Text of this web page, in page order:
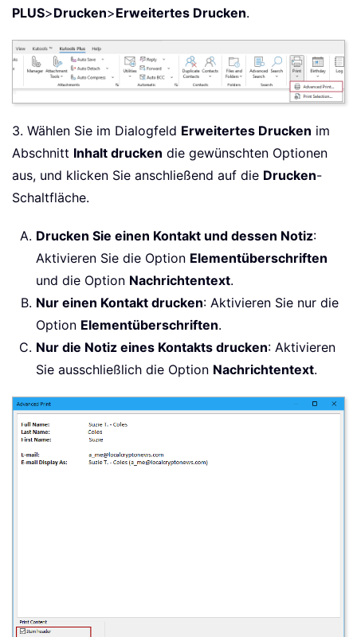
PLUS>Drucken>Erweitertes Drucken.
3. Wählen Sie im Dialogfeld Erweitertes Drucken im
Abschnitt Inhalt drucken die gewünschten Optionen
aus, und klicken Sie anschließend auf die Drucken-
Schaltfläche.
Drucken Sie einen Kontakt und dessen Notiz:
Aktivieren Sie die Option Elementüberschriften
und die Option Nachrichtentext.
Nur einen Kontakt drucken: Aktivieren Sie nur die
Option Elementüberschriften.
Nur die Notiz eines Kontakts drucken: Aktivieren
Sie ausschließlich die Option Nachrichtentext.